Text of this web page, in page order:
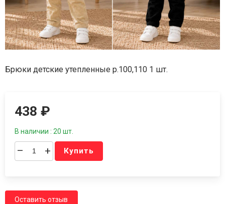
Брюки детские утепленные р.100,110 1 шт.
438₽
В наличии : 20 шт.
– + Купить
Оставить отзыв